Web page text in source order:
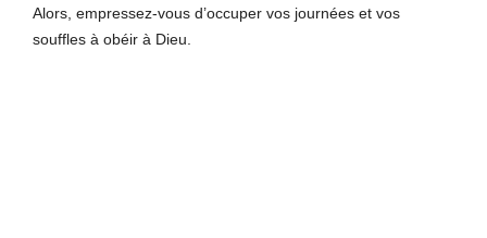
Alors, empressez-vous d’occuper vos journées et vos
souffles à obéir à Dieu.